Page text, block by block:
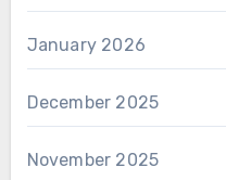
January 2026
December 2025
November 2025